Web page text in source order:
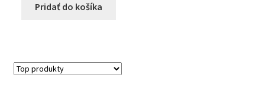
Pridať do košíka